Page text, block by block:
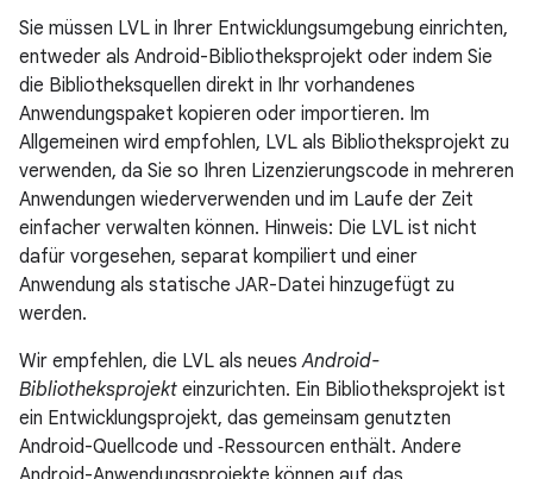
Sie müssen LVL in Ihrer Entwicklungsumgebung einrichten,
entweder als Android-Bibliotheksprojekt oder indem Sie
die Bibliotheksquellen direkt in Ihr vorhandenes
Anwendungspaket kopieren oder importieren. Im
Allgemeinen wird empfohlen, LVL als Bibliotheksprojekt zu
verwenden, da Sie so Ihren Lizenzierungscode in mehreren
Anwendungen wiederverwenden und im Laufe der Zeit
einfacher verwalten können. Hinweis: Die LVL ist nicht
dafür vorgesehen, separat kompiliert und einer
Anwendung als statische JAR-Datei hinzugefügt zu
werden.
Wir empfehlen, die LVL als neuesAndroid-
Bibliotheksprojekt einzurichten. Ein Bibliotheksprojekt ist
ein Entwicklungsprojekt, das gemeinsam genutzten
Android-Quellcode und ‑Ressourcen enthält. Andere